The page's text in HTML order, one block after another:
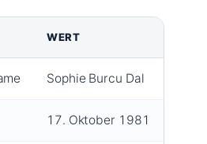
WERT
Sophie Burcu Dal
17. Oktober 1981